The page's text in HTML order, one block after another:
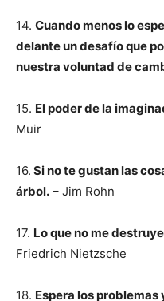
14. Cuando menos lo
delante un desafío que
nuestra voluntad de
15. El poder de la
Muir
16. Si no te gustan las
árbol. – Jim Rohn
17. Lo que no me
Friedrich Nietzsche
18. Espera los